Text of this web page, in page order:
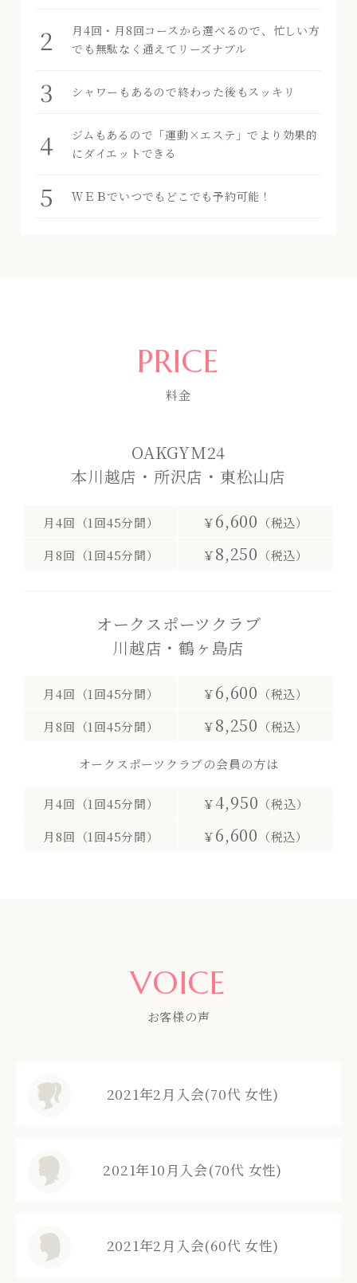
月4回・月8回コースから選べるので、忙しい方
でも無駄なく通えてリーズナブル
シャワーもあるので終わった後もスッキリ
ジムもあるので「運動×エステ」でより効果的
にダイエットできる
ＷＥＢでいつでもどこでも予約可能！
PRICE
料金
OAKGYM24
本川越店・所沢店・東松山店
月4回（1回45分間） ￥6,600 （税込）
月8回（1回45分間）
￥8,250 （税込）
オークスポーツクラブ
川越店・鶴ヶ島店
月4回（1回45分間） ￥6,600 （税込）
月8回（1回45分間）
￥8,250 （税込）
オークスポーツクラブの会員の方は
月4回（1回45分間） ￥4,950 （税込）
月8回（1回45分間）
￥6,600 （税込）
VOICE
お客様の声
2021年2月入会(70代 女性)
2021年10月入会(70代 女性)
2021年2月入会(60代 女性)